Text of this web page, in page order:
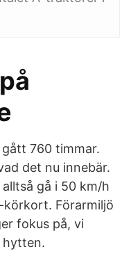
760 timmar.
det nu innebär.
gå i 50 km/h
körkort. Förarmiljö
fokus på, vi
hytten.